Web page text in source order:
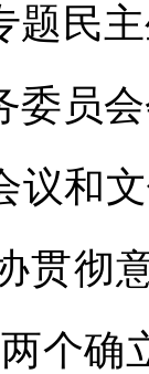
题民
委员
议和
贯彻
个确